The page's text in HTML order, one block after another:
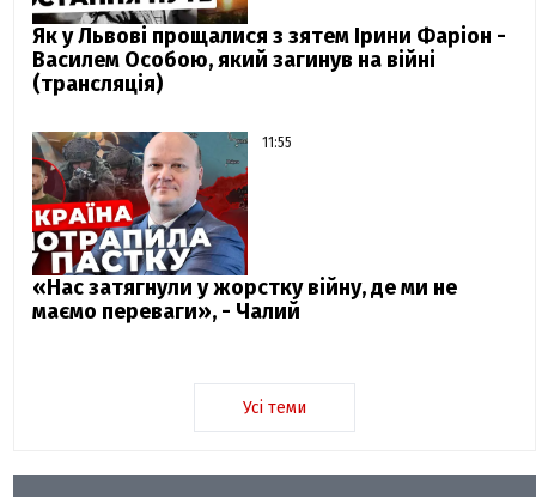
Як у Львові прощалися з зятем Ірини Фаріон -
Василем Особою, який загинув на війні
(трансляція)
11:55
«Нас затягнули у жорстку війну, де ми не
маємо переваги», - Чалий
Усі теми